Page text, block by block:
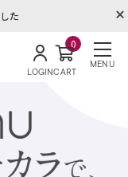
た
LOGIN
0
CART
MENU
インショ